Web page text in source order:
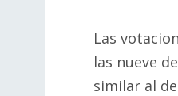
Las
las nueve
similar al